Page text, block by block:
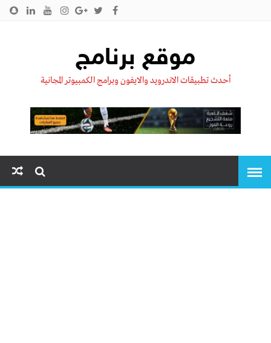
موقع برنامج
أحدث تطبيقات الاندرويد والايفون وبرامج الكمبيوتر المجانية